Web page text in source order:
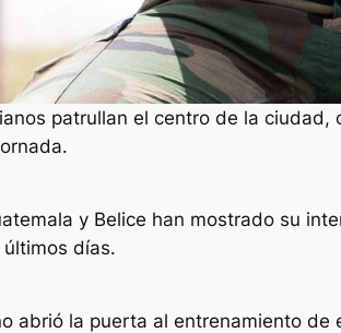
patrullan el centro de la
y Belice han mostrado su
días.
abrió la puerta al entrenamiento